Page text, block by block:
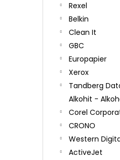
Rexel
Belkin
Clean It
GBC
Europapier
Xerox
Tandberg
Alkohit -
Corel
CRONO
Western
ActiveJet